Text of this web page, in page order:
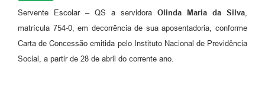
Servente Escolar – QS a servidora Olinda Maria da Silva,
matrícula 754-0, em decorrência de sua aposentadoria, conforme
Carta de Concessão emitida pelo Instituto Nacional de Previdência
Social, a partir de 28 de abril do corrente ano.